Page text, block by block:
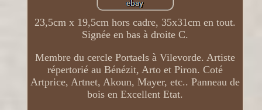
23,5cm x 19,5cm hors cadre, 35x31cm en tout.
Signée en bas à droite C.
Membre du cercle Portaels à Vilevorde. Artiste
répertorié au Bénézit, Arto et Piron. Coté
Artprice, Artnet, Akoun, Mayer, etc.. Panneau de
bois en Excellent Etat.